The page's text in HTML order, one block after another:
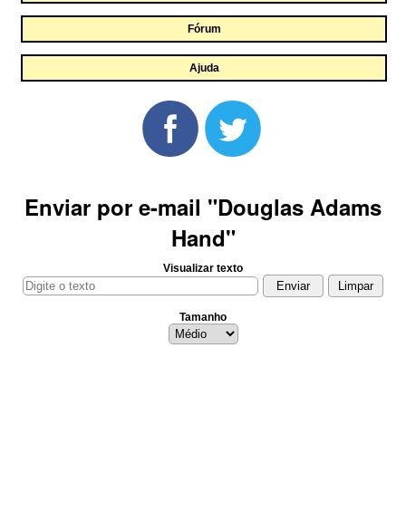
Fórum
Ajuda
Enviar por e-mail "Douglas Adams
Hand"
Visualizar texto
Tamanho